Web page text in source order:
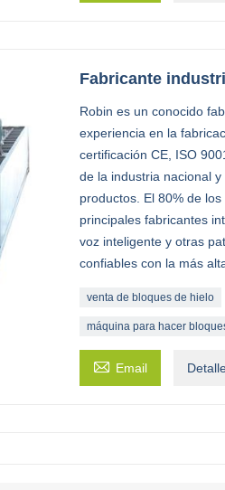
Fabricante
Robin es un conocido
experiencia en la
certificación CE, ISO
de la industria nacional
productos. El 80% de
principales fabricantes
voz inteligente y otras
confiables con la más
venta de bloques de hielo
máquina para hacer
 Email